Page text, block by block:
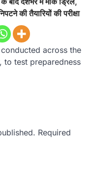
की तैयारियों की परीक्षा
across the
to test preparedness
Required